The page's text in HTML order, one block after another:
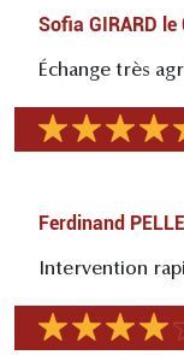
Sofia GIRARD le
Échange très
Ferdinand
Intervention